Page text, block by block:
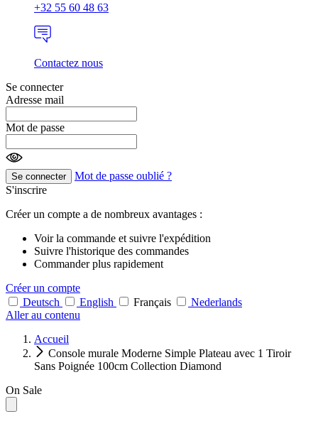
+32 55 60 48 63
Contactez nous
Se connecter
Adresse mail
Mot de passe
Se connecter
Mot de passe oublié ?
S'inscrire
Créer un compte a de nombreux avantages :
Voir la commande et suivre l'expédition
Suivre l'historique des commandes
Commander plus rapidement
Créer un compte
Deutsch
English Français
Nederlands
Aller au contenu
Accueil
Console murale Moderne Simple Plateau avec 1 Tiroir
Sans Poignée 100cm Collection Diamond
On Sale